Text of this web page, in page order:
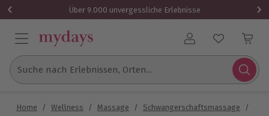
Über 9.000 unvergessliche Erlebnisse
Benutzerkonto
Suche nach Erlebnissen, Orten...
Home / Wellness / Massage / Schwangerschaftsmassage /